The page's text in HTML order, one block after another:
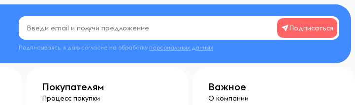
Подписаться
Подписываясь, я даю согласие на обработку персональных данных
Покупателям
Процесс покупки
Важное
О компании